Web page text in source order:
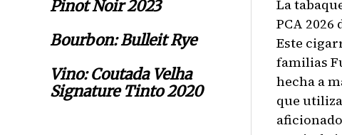
Pinot Noir 2023
Bourbon: Bulleit Rye
Vino: Coutada Velha
Signature Tinto 2020
La
PCA
Este
familias
hecha a
que